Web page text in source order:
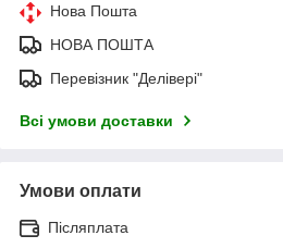
Нова Пошта
НОВА ПОШТА
Перевізник "Делівері"
Всі умови доставки
Умови оплати
Післяплата